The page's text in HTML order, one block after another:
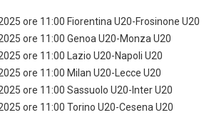
ore 11:00 Fiorentina U20-Frosinone U20
ore 11:00 Genoa U20-Monza U20
ore 11:00 Lazio U20-Napoli U20
ore 11:00 Milan U20-Lecce U20
ore 11:00 Sassuolo U20-Inter U20
ore 11:00 Torino U20-Cesena U20